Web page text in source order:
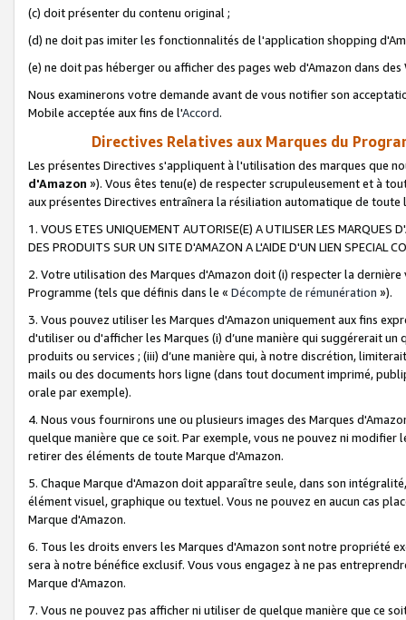
(c) doit présenter du contenu original ;
(d) ne doit pas imiter les fonctionnalités de l'application shopping
(e) ne doit pas héberger ou afficher des pages web d'Amazon dans
Nous examinerons votre demande avant de vous notifier son
Mobile acceptée aux fins de l'Accord.
Directives Relatives aux Marques du
Les présentes Directives s'appliquent à l'utilisation des marques que
d'Amazon »). Vous êtes tenu(e) de respecter scrupuleusement et à
aux présentes Directives entraînera la résiliation automatique de
1. VOUS ETES UNIQUEMENT AUTORISE(E) A UTILISER LES MARQUES
DES PRODUITS SUR UN SITE D'AMAZON A L'AIDE D'UN LIEN SPECIAL
2. Votre utilisation des Marques d'Amazon doit (i) respecter la
Programme (tels que définis dans le « Décompte de rémunération »).
3. Vous pouvez utiliser les Marques d'Amazon uniquement aux fins
d'utiliser ou d'afficher les Marques (i) d’une manière qui suggérerait
produits ou services ; (iii) d’une manière qui, à notre discrétion,
mails ou des documents hors ligne (dans tout document imprimé,
orale par exemple).
4. Nous vous fournirons une ou plusieurs images des Marques
quelque manière que ce soit. Par exemple, vous ne pouvez ni
retirer des éléments de toute Marque d'Amazon.
5. Chaque Marque d'Amazon doit apparaître seule, dans son
élément visuel, graphique ou textuel. Vous ne pouvez en aucun cas
Marque d'Amazon.
6. Tous les droits envers les Marques d'Amazon sont notre propriété
sera à notre bénéfice exclusif. Vous vous engagez à ne pas
Marque d'Amazon.
7. Vous ne pouvez pas afficher ni utiliser de quelque manière que ce